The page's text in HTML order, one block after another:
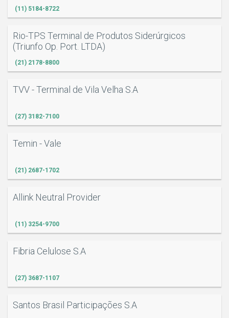
(11) 5184-8722
Rio-TPS Terminal de Produtos Siderúrgicos
(Triunfo Op. Port. LTDA)
(21) 2178-8800
TVV - Terminal de Vila Velha S.A
(27) 3182-7100
Temin - Vale
(21) 2687-1702
Allink Neutral Provider
(11) 3254-9700
Fibria Celulose S.A
(27) 3687-1107
Santos Brasil Participações S.A